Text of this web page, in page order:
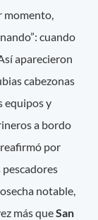
momento,
cuando
aparecieron
cabezonas
equipos y
a bordo
por
notable,
más queSan